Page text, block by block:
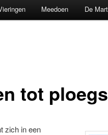
Meedoen De
tot
zich in een